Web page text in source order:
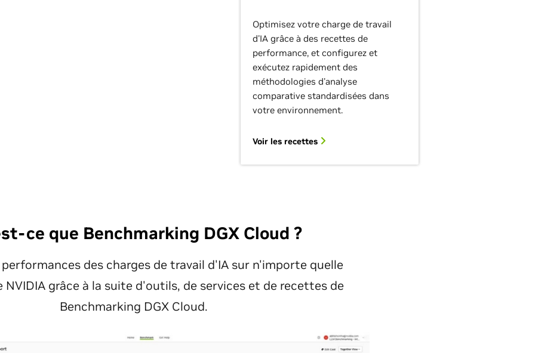
Optimisez votre charge de travail
d'IA grâce à des recettes de
performance, et configurez et
exécutez rapidement des
méthodologies d'analyse
comparative standardisées dans
votre environnement.
Voir les recettes
ce que Benchmarking DGX Cloud ?
des charges de travail d'IA sur n'importe quelle
grâce à la suite d'outils, de services et de recettes de
Benchmarking DGX Cloud.